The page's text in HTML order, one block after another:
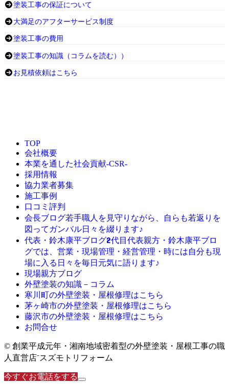
塗装工事の保証について
大満足のアフターサービス制度
塗装工事の費用
塗装工事の知識（コラムを読む））
お見積依頼はこちら
TOP
会社概要
本業を通した社会貢献-CSR-
採用情報
協力業者募集
施工事例
口コミ評判
会長ブログ若手職人を見守りながら、自らも若返りを
図ってガンバル日々を綴ります♪
代表・鈴木康平ブログ2代目代表親方・鈴木康平ブロ
グでは、営業・現場管理・経営管理・時には自分も現
場に入る日々を毎日元気に語ります♪
現場親方ブログ
外壁塗装の知識－コラム
寒川町の外壁塗装・屋根修理はこちら
茅ヶ崎市の外壁塗装・屋根修理はこちら
藤沢市の外壁塗装・屋根修理はこちら
お問合せ
© 創業平成元年・湘南地域密着型の外壁塗装・屋根工事の職
人直営店⁻スズモトリフォーム
今すぐお電話をする